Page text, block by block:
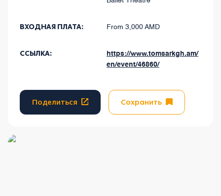
ВХОДНАЯ ПЛАТА: From 3,000 AMD
ССЫЛКА:
https://www.tomsarkgh.am/
en/event/46860/
Поделиться Сохранить